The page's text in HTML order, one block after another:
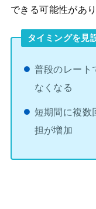
できる可能性があり
タイミングを見
普段のレート
なくなる
短期間に複数
担が増加